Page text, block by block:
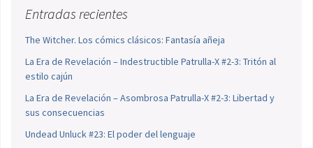
Entradas recientes
The Witcher. Los cómics clásicos: Fantasía añeja
La Era de Revelación – Indestructible Patrulla-X #2-3: Tritón al
estilo cajún
La Era de Revelación – Asombrosa Patrulla-X #2-3: Libertad y
sus consecuencias
Undead Unluck #23: El poder del lenguaje